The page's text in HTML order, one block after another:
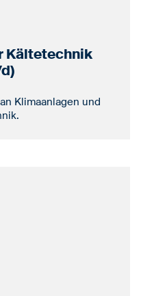
Kältetechnik
Klimaanlagen und